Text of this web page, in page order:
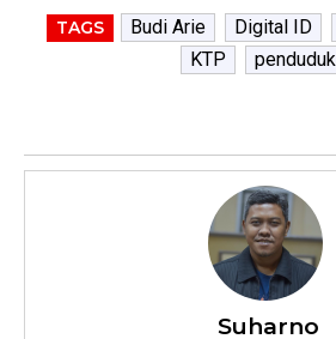
TAGS Budi Arie Digital ID
KTP
penduduk
Suharno